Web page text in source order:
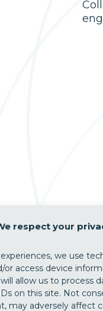
respect your
we use
or access device
allow us to process
on this site. Not
may adversely affect